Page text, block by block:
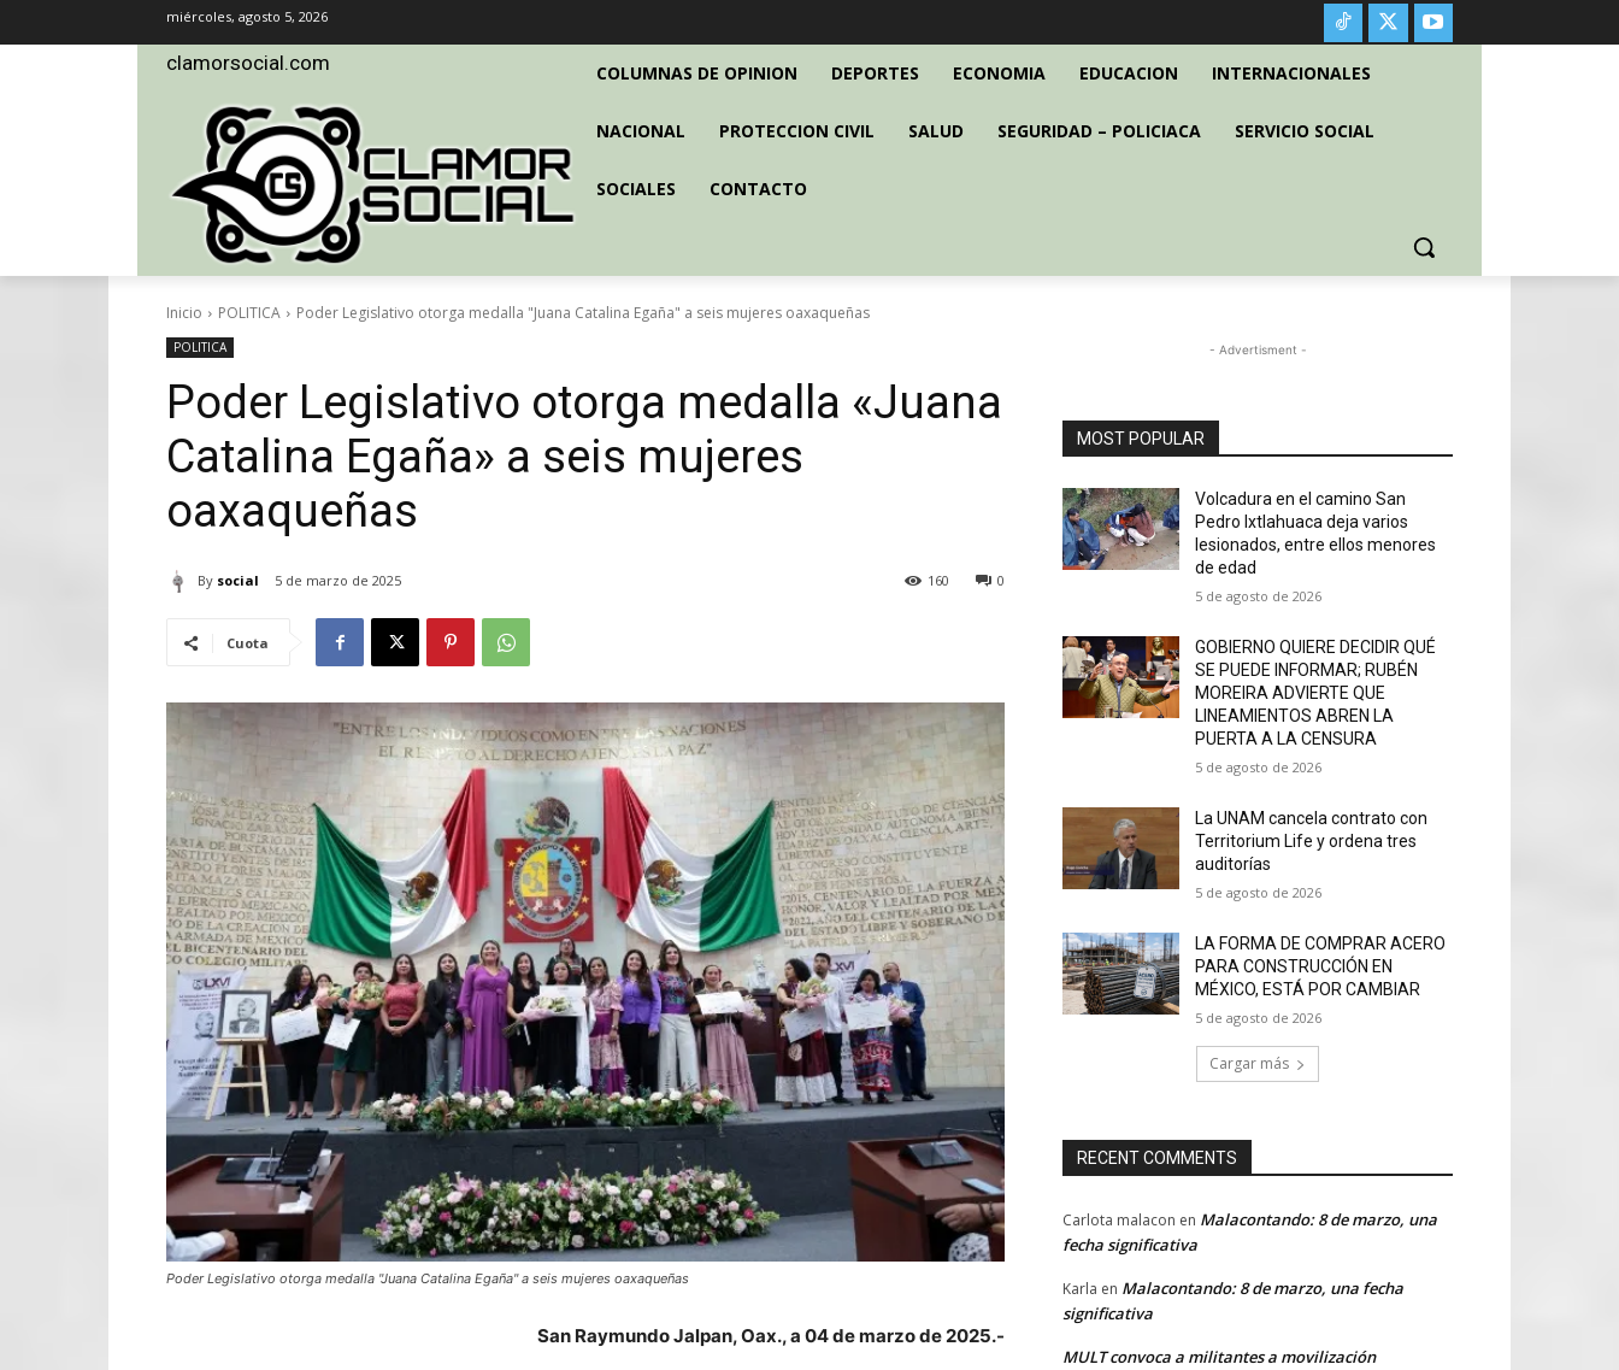
miércoles, agosto 5, 2026
clamorsocial.com COLUMNAS DE OPINION DEPORTES ECONOMIA EDUCACION INTERNACIONALES
NACIONAL PROTECCION CIVIL SALUD SEGURIDAD – POLICIACA SERVICIO SOCIAL
SOCIALES CONTACTO
Inicio POLITICA Poder Legislativo otorga medalla "Juana Catalina Egaña" a seis mujeres oaxaqueñas
POLITICA
Poder Legislativo otorga medalla «Juana
Catalina Egaña» a seis mujeres
oaxaqueñas
By social 5 de marzo de 2025 0
160
Cuota
Poder Legislativo otorga medalla "Juana Catalina Egaña" a seis mujeres oaxaqueñas
San Raymundo Jalpan, Oax., a 04 de marzo de 2025.-
- Advertisment -
MOST POPULAR
Volcadura en el camino San
Pedro Ixtlahuaca deja varios
lesionados, entre ellos menores
de edad
5 de agosto de 2026
GOBIERNO QUIERE DECIDIR QUÉ
SE PUEDE INFORMAR; RUBÉN
MOREIRA ADVIERTE QUE
LINEAMIENTOS ABREN LA
PUERTA A LA CENSURA
5 de agosto de 2026
La UNAM cancela contrato con
Territorium Life y ordena tres
auditorías
5 de agosto de 2026
LA FORMA DE COMPRAR ACERO
PARA CONSTRUCCIÓN EN
MÉXICO, ESTÁ POR CAMBIAR
5 de agosto de 2026
Cargar más
RECENT COMMENTS
Carlota malacon en Malacontando: 8 de marzo, una
fecha significativa
Karla en Malacontando: 8 de marzo, una fecha
significativa
MULT convoca a militantes a movilización